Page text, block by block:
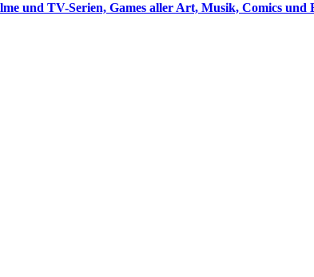
und TV-Serien, Games aller Art, Musik, Comics und